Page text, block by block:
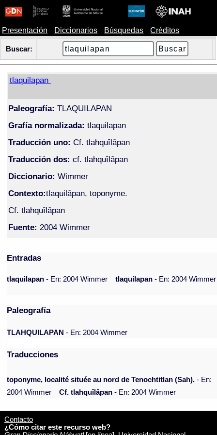
Presentación Diccionarios Búsquedas Créditos
Buscar:
tlaquilapan
Paleografía: TLAQUILAPAN
Grafía normalizada: tlaquilapan
Traducción uno: Cf. tlahquîlâpan
Traducción dos: cf. tlahquîlâpan
Diccionario: Wimmer
Contexto:tlaquilâpan, toponyme.
Cf. tlahquîlâpan
Fuente: 2004 Wimmer
Entradas
tlaquilapan- En: 2004 Wimmer tlaquilapan- En: 2004 Wimmer
Paleografía
TLAHQUILAPAN - En: 2004 Wimmer
Traducciones
toponyme, localité située au nord de Tenochtitlan (Sah). - En:
2004 Wimmer
Cf. tlahquîlâpan - En: 2004 Wimmer
Contacto
¿Cómo citar este recurso web?